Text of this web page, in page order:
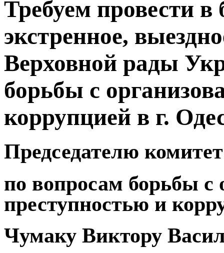
Требуем провести
экстренное,
Верховной рады
борьбы с
коррупцией в г.
Председателю
по вопросам борьбы с
преступностью и
Чумаку Виктору